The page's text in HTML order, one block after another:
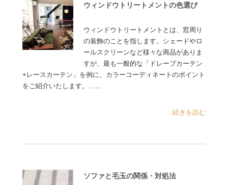
ウィンドウトリートメントの色選び
ウィンドウトリートメントとは、窓周り
の装飾のことを指します。シェードやロ
ールスクリーンなど様々な商品がありま
すが、最も一般的な「ドレープカーテン
+レースカーテン」を例に、カラーコーディネートのポイント
をご紹介いたします。……
...続きを読む
ソファと毛玉の関係・対処法